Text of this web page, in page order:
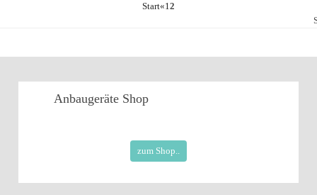
Start«12
AnbaugeräteShop
zum Shop..